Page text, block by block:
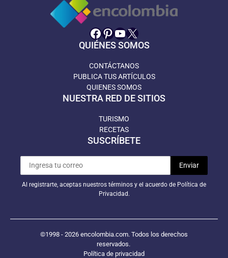
Facebook
Pinterest
YouTube
X
QUIÉNES SOMOS
CONTÁCTANOS
PUBLICA TUS ARTÍCULOS
QUIENES SOMOS
NUESTRA RED DE SITIOS
TURISMO
RECETAS
SUSCRÍBETE
Al registrarte, aceptas nuestros términos y el acuerdo de Política de
Privacidad.
©1998 - 2026 encolombia.com. Todos los derechos
reservados.
Política de privacidad